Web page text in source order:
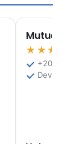
Mutuelle.fr
★★★★★
+200
Devis